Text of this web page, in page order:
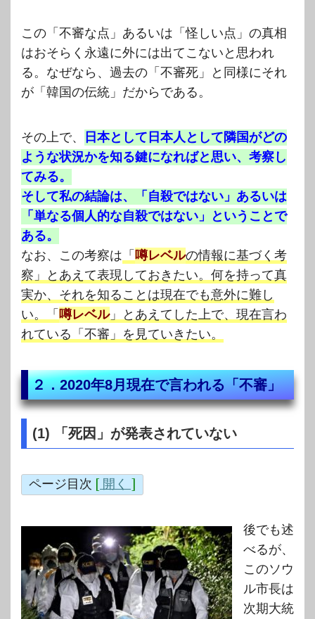
この「不審な点」あるいは「怪しい点」の真相
はおそらく永遠に外には出てこないと思われ
る。なぜなら、過去の「不審死」と同様にそれ
が「韓国の伝統」だからである。
その上で、
日本として日本人として隣国がどの
ような状況かを知る鍵になればと思い、考察し
てみる。
そして私の結論は、「自殺ではない」あるいは
「単なる個人的な自殺ではない」ということで
ある。
なお、この考察は 「 噂レベルの情報に基づく考
察」とあえて表現しておきたい。何を持って真
実か、それを知ることは現在でも意外に難し
い。「 噂レベル」とあえてした上で、現在言わ
れている「不審」を見ていきたい。
２．2020年8月現在で言われる「不審」
(1) 「死因」が発表されていない
ページ目次 [ 開く ]
後でも述
べるが、
このソウ
ル市長は
次期大統